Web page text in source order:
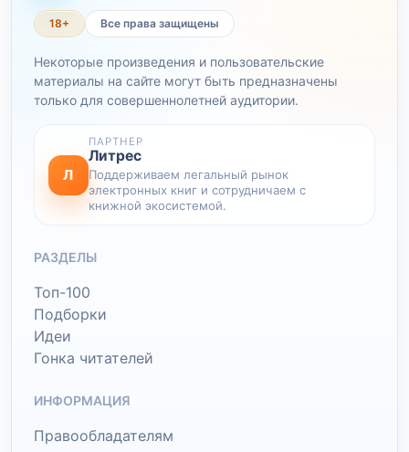
18+ Все права защищены
Некоторые произведения и пользовательские
материалы на сайте могут быть предназначены
только для совершеннолетней аудитории.
Л
ПАРТНЕР
Литрес
Поддерживаем легальный рынок
электронных книг и сотрудничаем с
книжной экосистемой.
РАЗДЕЛЫ
Топ-100
Подборки
Идеи
Гонка читателей
ИНФОРМАЦИЯ
Правообладателям